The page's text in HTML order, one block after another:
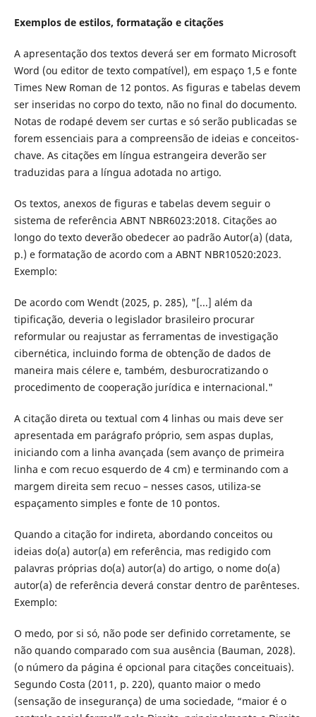
Exemplos de estilos, formatação e citações
A apresentação dos textos deverá ser em formato Microsoft
Word (ou editor de texto compatível), em espaço 1,5 e fonte
Times New Roman de 12 pontos. As figuras e tabelas devem
ser inseridas no corpo do texto, não no final do documento.
Notas de rodapé devem ser curtas e só serão publicadas se
forem essenciais para a compreensão de ideias e conceitos-
chave. As citações em língua estrangeira deverão ser
traduzidas para a língua adotada no artigo.
Os textos, anexos de figuras e tabelas devem seguir o
sistema de referência ABNT NBR6023:2018. Citações ao
longo do texto deverão obedecer ao padrão Autor(a) (data,
p.) e formatação de acordo com a ABNT NBR10520:2023.
Exemplo:
De acordo com Wendt (2025, p. 285), "[...] além da
tipificação, deveria o legislador brasileiro procurar
reformular ou reajustar as ferramentas de investigação
cibernética, incluindo forma de obtenção de dados de
maneira mais célere e, também, desburocratizando o
procedimento de cooperação jurídica e internacional."
A citação direta ou textual com 4 linhas ou mais deve ser
apresentada em parágrafo próprio, sem aspas duplas,
iniciando com a linha avançada (sem avanço de primeira
linha e com recuo esquerdo de 4 cm) e terminando com a
margem direita sem recuo – nesses casos, utiliza-se
espaçamento simples e fonte de 10 pontos.
Quando a citação for indireta, abordando conceitos ou
ideias do(a) autor(a) em referência, mas redigido com
palavras próprias do(a) autor(a) do artigo, o nome do(a)
autor(a) de referência deverá constar dentro de parênteses.
Exemplo:
O medo, por si só, não pode ser definido corretamente, se
não quando comparado com sua ausência (Bauman, 2028).
(o número da página é opcional para citações conceituais).
Segundo Costa (2011, p. 220), quanto maior o medo
(sensação de insegurança) de uma sociedade, “maior é o